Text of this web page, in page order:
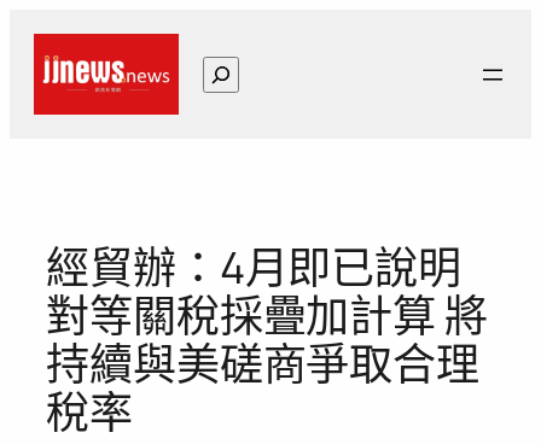
搜
尋
經貿辦：4月即已說明
對等關稅採疊加計算 將
持續與美磋商爭取合理
稅率